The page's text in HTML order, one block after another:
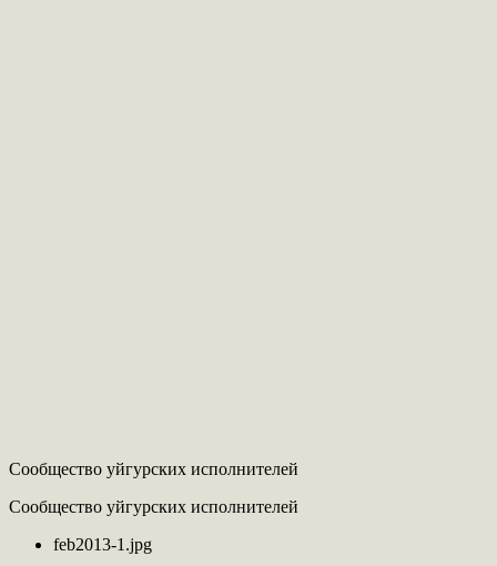
Сообщество уйгурских исполнителей
Сообщество уйгурских исполнителей
feb2013-1.jpg